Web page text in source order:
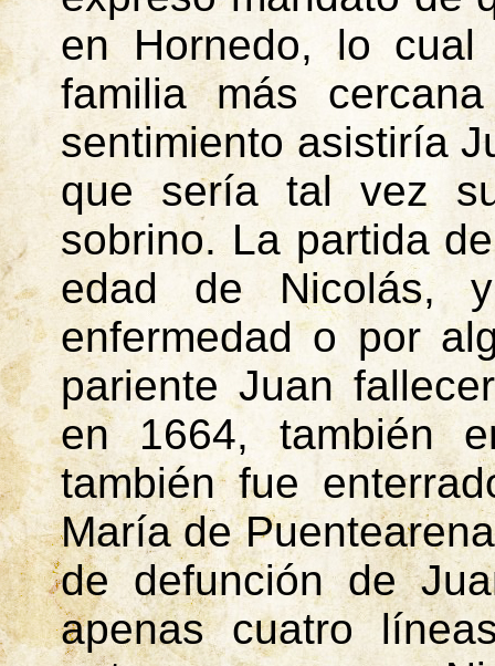
en Hornedo, lo cual
familia más
sentimiento asistiría
que sería tal vez
sobrino. La partida
edad de Nicolás,
enfermedad o por
pariente Juan
en 1664, también
también fue
María de
de defunción de
apenas cuatro